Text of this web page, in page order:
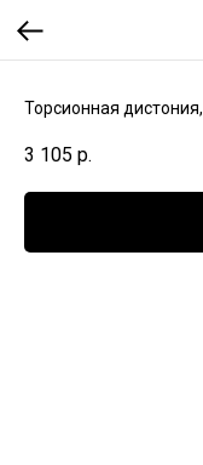
Торсионная
3 105 р.